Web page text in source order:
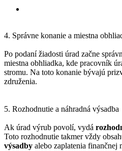
4. Správne konanie a miestna
Po podaní žiadosti úrad začne
miestna obhliadka, kde pracovník
stromu. Na toto konanie bývajú
združenia.
5. Rozhodnutie a náhradná výsadba
Ak úrad výrub povolí, vydá
Toto rozhodnutie takmer vždy
výsadby alebo zaplatenia finančnej